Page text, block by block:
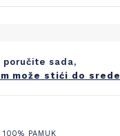
poručite sada,
može stići do srede
100% PAMUK